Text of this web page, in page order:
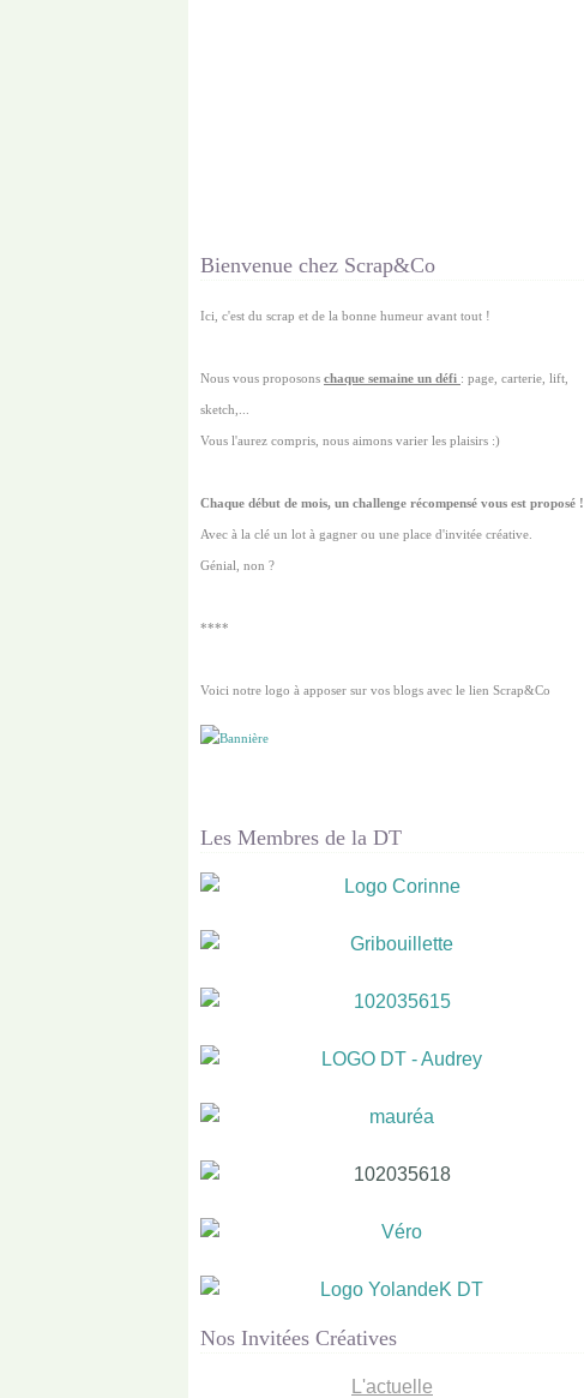
Bienvenue chez Scrap&Co
Ici, c'est du scrap et de la bonne humeur avant tout !
Nous vous proposons chaque semaine un défi : page, carterie, lift,
sketch,...
Vous l'aurez compris, nous aimons varier les plaisirs :)
Chaque début de mois, un challenge récompensé vous est proposé !
Avec à la clé un lot à gagner ou une place d'invitée créative.
Génial, non ?
****
Voici notre logo à apposer sur vos blogs avec le lien Scrap&Co
Les Membres de la DT
Nos Invitées Créatives
L'actuelle